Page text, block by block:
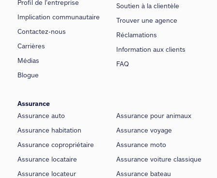
Profil de l’entreprise
Implication communautaire
Contactez-nous
Carrières
Médias
Blogue
Soutien à la clientèle
Trouver une agence
Réclamations
Information aux clients
FAQ
Assurance
Assurance auto
Assurance habitation
Assurance copropriétaire
Assurance locataire
Assurance locateur
Assurance pour animaux
Assurance voyage
Assurance moto
Assurance voiture classique
Assurance bateau